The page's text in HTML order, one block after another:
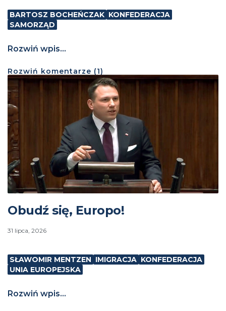
BARTOSZ BOCHEŃCZAK KONFEDERACJA
SAMORZĄD
Rozwiń wpis...
Rozwiń komentarze (1)
Obudź się, Europo!
31 lipca, 2026
SŁAWOMIR MENTZEN IMIGRACJA KONFEDERACJA
UNIA EUROPEJSKA
Rozwiń wpis...